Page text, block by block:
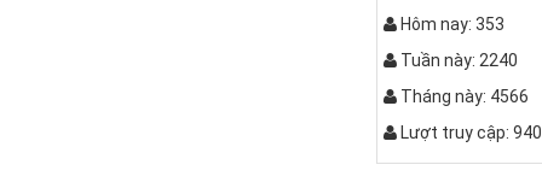
Hôm nay: 353
Tuần này: 2240
Tháng này: 4566
Lượt truy cập: